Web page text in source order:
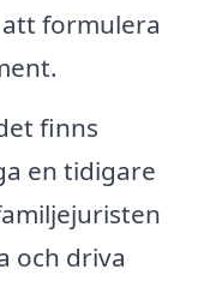
formulera
finns
en tidigare
och driva